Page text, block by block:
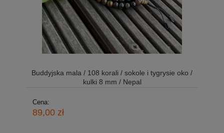
Buddyjska mala / 108 korali / sokole i tygrysie oko /
kulki 8 mm / Nepal
Cena:
89,00 zł